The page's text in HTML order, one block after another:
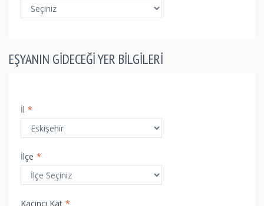
EŞYANIN GIDECEĞI YER BILGILERI
İl *
İlçe *
Kaçıncı Kat *